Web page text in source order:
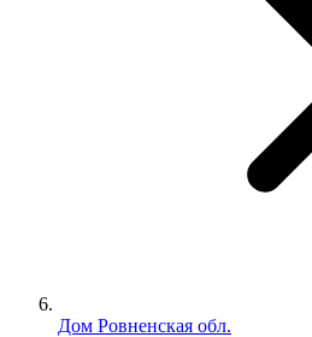
Дом Ровненская обл.